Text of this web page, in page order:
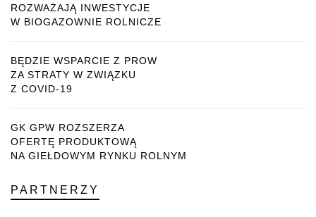
ROZWAŻAJĄ INWESTYCJE
W BIOGAZOWNIE ROLNICZE
BĘDZIE WSPARCIE Z PROW
ZA STRATY W ZWIĄZKU
Z COVID-19
GK GPW ROZSZERZA
OFERTĘ PRODUKTOWĄ
NA GIEŁDOWYM RYNKU ROLNYM
PARTNERZY